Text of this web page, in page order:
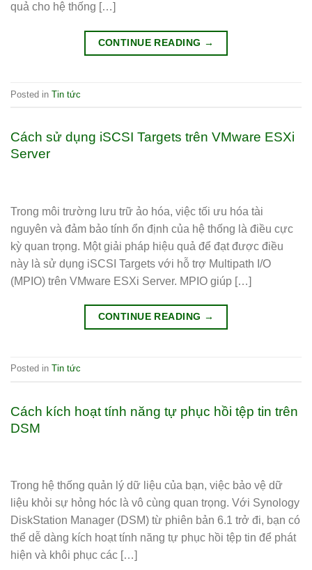
quả cho hệ thống […]
CONTINUE READING →
Posted in Tin tức
Cách sử dụng iSCSI Targets trên VMware ESXi
Server
Trong môi trường lưu trữ ảo hóa, việc tối ưu hóa tài
nguyên và đảm bảo tính ổn định của hệ thống là điều cực
kỳ quan trọng. Một giải pháp hiệu quả để đạt được điều
này là sử dụng iSCSI Targets với hỗ trợ Multipath I/O
(MPIO) trên VMware ESXi Server. MPIO giúp […]
CONTINUE READING →
Posted in Tin tức
Cách kích hoạt tính năng tự phục hồi tệp tin trên
DSM
Trong hệ thống quản lý dữ liệu của bạn, việc bảo vệ dữ
liệu khỏi sự hỏng hóc là vô cùng quan trọng. Với Synology
DiskStation Manager (DSM) từ phiên bản 6.1 trở đi, bạn có
thể dễ dàng kích hoạt tính năng tự phục hồi tệp tin để phát
hiện và khôi phục các […]